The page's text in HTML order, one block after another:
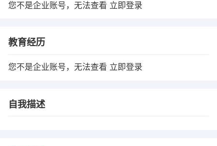
您不是企业账号，无法查看 立即登录
教育经历
您不是企业账号，无法查看 立即登录
自我描述